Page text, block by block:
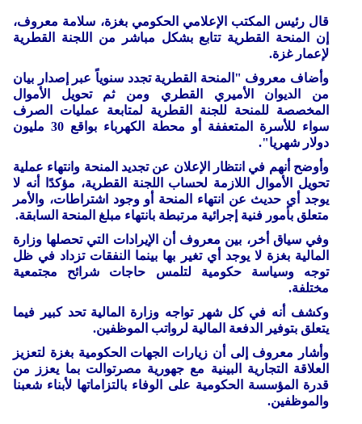
قال رئيس المكتب الإعلامي الحكومي بغزة، سلامة معروف،
إن المنحة القطرية تتابع بشكل مباشر من اللجنة القطرية
لإعمار غزة.
وأضاف معروف "المنحة القطرية تجدد سنوياً عبر إصدار بيان
من الديوان الأميري القطري ومن ثم تحويل الأموال
المخصصة للمنحة للجنة القطرية لمتابعة عمليات الصرف
سواء للأسرة المتعففة أو محطة الكهرباء بواقع 30 مليون
دولار شهريا".
وأوضح أنهم في انتظار الإعلان عن تجديد المنحة وانتهاء عملية
تحويل الأموال اللازمة لحساب اللجنة القطرية، مؤكدًا أنه لا
يوجد أي حديث عن انتهاء المنحة أو وجود اشتراطات، والأمر
متعلق بأمور فنية إجرائية مرتبطة بانتهاء مبلغ المنحة السابقة.
وفي سياق أخر، بين معروف أن الإيرادات التي تحصلها وزارة
المالية بغزة لا يوجد أي تغير بها بينما النفقات تزداد في ظل
توجه وسياسة حكومية لتلمس حاجات شرائح مجتمعية
مختلفة.
وكشف أنه في كل شهر تواجه وزارة المالية تحد كبير فيما
يتعلق بتوفير الدفعة المالية لرواتب الموظفين.
وأشار معروف إلى أن زيارات الجهات الحكومية بغزة لتعزيز
العلاقة التجارية البينية مع جهورية مصرتوالت بما يعزز من
قدرة المؤسسة الحكومية على الوفاء بالتزاماتها لأبناء شعبنا
والموظفين.